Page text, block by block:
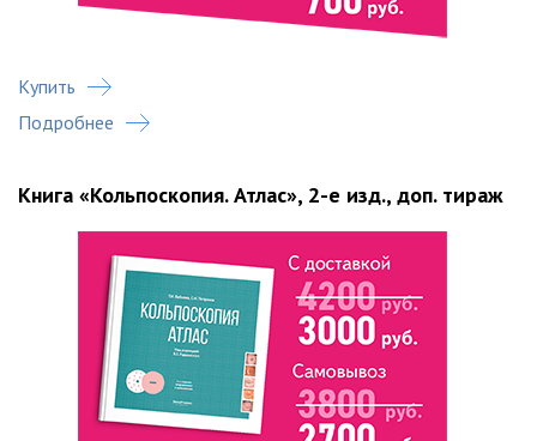
Купить
Подробнее
Книга «Кольпоскопия. Атлас», 2-е изд., доп. тираж